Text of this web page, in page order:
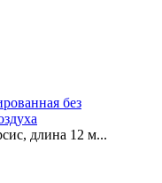
без
длина 12 м...